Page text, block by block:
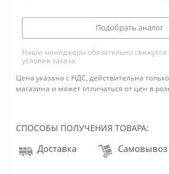
Подобрать аналог
Наши менеджеры обязательно свяжутся
условия заказа
Цена указана с НДС, действительна
магазина и может отличаться от цен в
СПОСОБЫ ПОЛУЧЕНИЯ ТОВАРА:
Доставка Самовывоз